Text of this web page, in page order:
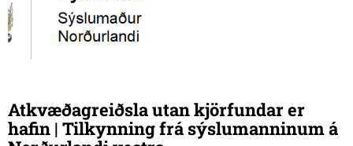
Atkvæðagreiðsla utan kjörfundar er
hafin | Tilkynning frá sýslumanninum á